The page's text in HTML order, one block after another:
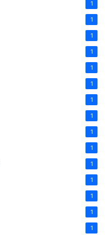
1
1
1
1
1
1
1
1
1
1
1
1
1
1
1